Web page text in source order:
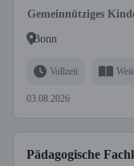
Gemeinnütziges
Bonn
Vollzeit
03.08.2026
Pädagogische